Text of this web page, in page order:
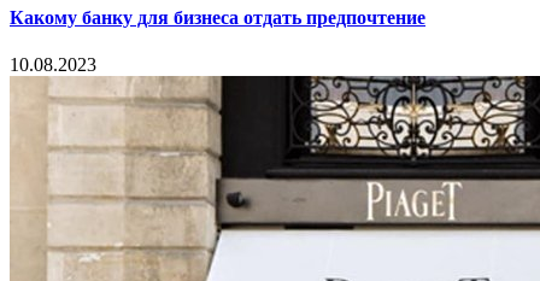
Какому банку для бизнеса отдать предпочтение
10.08.2023